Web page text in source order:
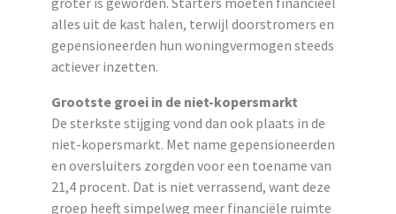
alles uit de kast halen, terwijl doorstromers en
gepensioneerden hun woningvermogen steeds
actiever inzetten.
Grootste groei in de niet-kopersmarkt
De sterkste stijging vond dan ook plaats in de
niet-kopersmarkt. Met name gepensioneerden
en oversluiters zorgden voor een toename van
21,4 procent. Dat is niet verrassend, want deze
groep heeft simpelweg meer financiële ruimte